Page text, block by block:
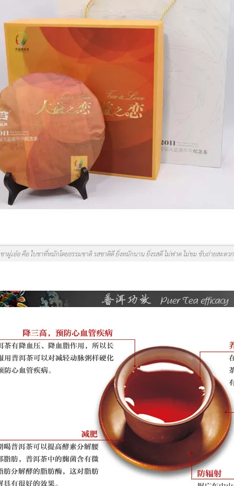
ชาผู่เอ๋อ คือ ใบชาที่หมักโดยธรรมชาติ รสชาติดี ยิ่งหมักนาน ยิ่งรสดี ไม่ฟาด ไม่ขม ขับถ่ายสะดวก